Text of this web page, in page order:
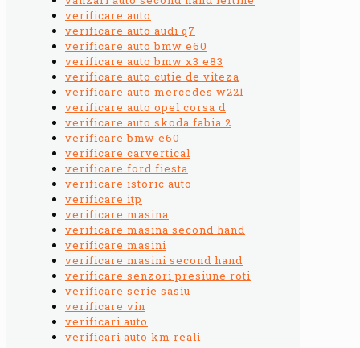
verificare auto
verificare auto audi q7
verificare auto bmw e60
verificare auto bmw x3 e83
verificare auto cutie de viteza
verificare auto mercedes w221
verificare auto opel corsa d
verificare auto skoda fabia 2
verificare bmw e60
verificare carvertical
verificare ford fiesta
verificare istoric auto
verificare itp
verificare masina
verificare masina second hand
verificare masini
verificare masini second hand
verificare senzori presiune roti
verificare serie sasiu
verificare vin
verificari auto
verificari auto km reali